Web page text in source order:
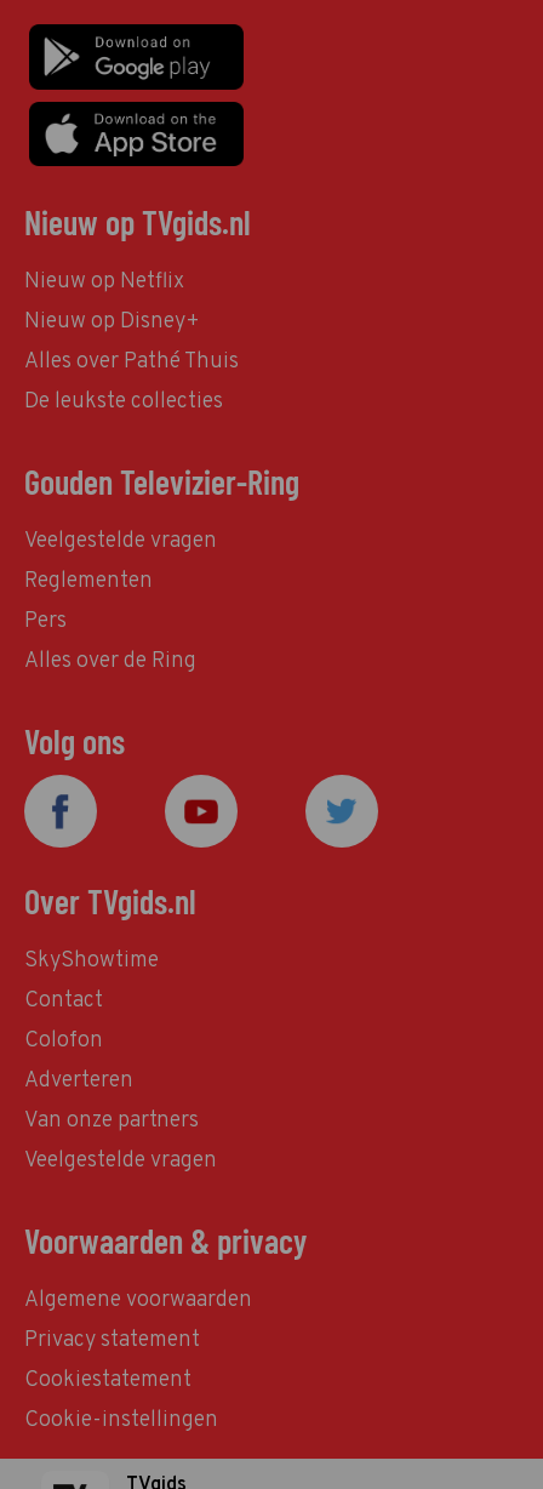
Nieuw op TVgids.nl
Nieuw op Netflix
Nieuw op Disney+
Alles over Pathé Thuis
De leukste collecties
Gouden Televizier-Ring
Veelgestelde vragen
Reglementen
Pers
Alles over de Ring
Volg ons
Over TVgids.nl
SkyShowtime
Contact
Colofon
Adverteren
Van onze partners
Veelgestelde vragen
Voorwaarden & privacy
Algemene voorwaarden
Privacy statement
Cookiestatement
Cookie-instellingen